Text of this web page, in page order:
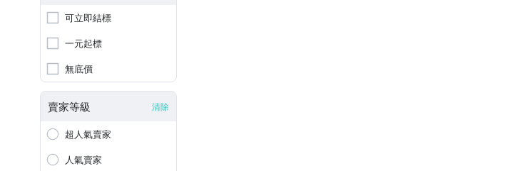
可立即結標
一元起標
無底價
賣家等級 清除
超人氣賣家
人氣賣家